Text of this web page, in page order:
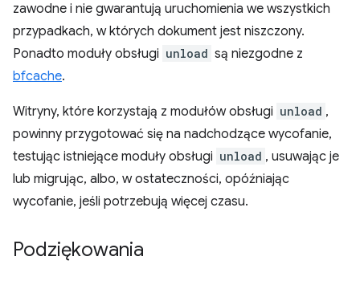
zawodne i nie gwarantują uruchomienia we wszystkich
przypadkach, w których dokument jest niszczony.
Ponadto moduły obsługi unload są niezgodne z
bfcache.
Witryny, które korzystają z modułów obsługi unload ,
powinny przygotować się na nadchodzące wycofanie,
testując istniejące moduły obsługi unload , usuwając je
lub migrując, albo, w ostateczności, opóźniając
wycofanie, jeśli potrzebują więcej czasu.
Podziękowania